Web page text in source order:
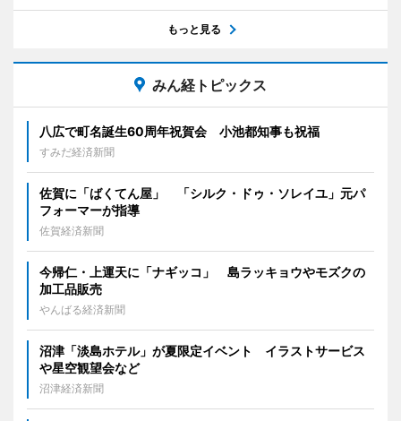
もっと見る
みん経トピックス
八広で町名誕生60周年祝賀会 小池都知事も祝福
すみだ経済新聞
佐賀に「ばくてん屋」 「シルク・ドゥ・ソレイユ」元パ
フォーマーが指導
佐賀経済新聞
今帰仁・上運天に「ナギッコ」 島ラッキョウやモズクの
加工品販売
やんばる経済新聞
沼津「淡島ホテル」が夏限定イベント イラストサービス
や星空観望会など
沼津経済新聞